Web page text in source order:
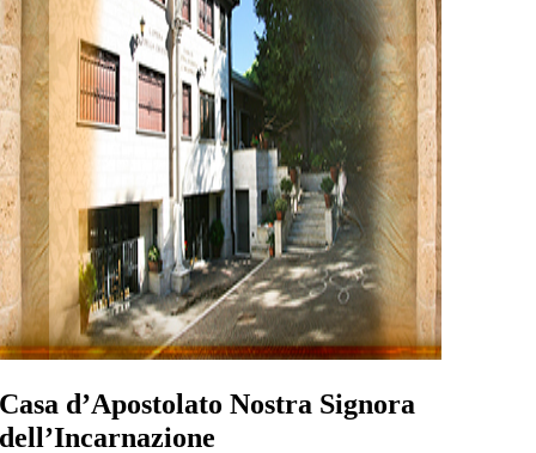
Casa d’Apostolato Nostra Signora
dell’Incarnazione